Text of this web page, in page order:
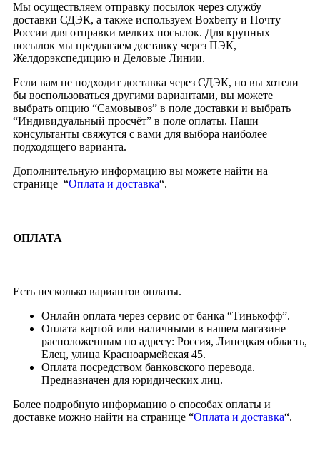
Мы осуществляем отправку посылок через службу
доставки СДЭК, а также используем Boxberry и Почту
России для отправки мелких посылок. Для крупных
посылок мы предлагаем доставку через ПЭК,
Желдорэкспедицию и Деловые Линии.
Если вам не подходит доставка через СДЭК, но вы хотели
бы воспользоваться другими вариантами, вы можете
выбрать опцию “Самовывоз” в поле доставки и выбрать
“Индивидуальный просчёт” в поле оплаты. Наши
консультанты свяжутся с вами для выбора наиболее
подходящего варианта.
Дополнительную информацию вы можете найти на
странице “Оплата и доставка“.
ОПЛАТА
Есть несколько вариантов оплаты.
Онлайн оплата через сервис от банка “Тинькофф”.
Оплата картой или наличными в нашем магазине
расположенным по адресу: Россия, Липецкая область,
Елец, улица Красноармейская 45.
Оплата посредством банковского перевода.
Предназначен для юридических лиц.
Более подробную информацию о способах оплаты и
доставке можно найти на странице “Оплата и доставка“.